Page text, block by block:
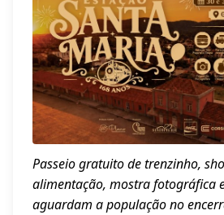
Passeio gratuito de trenzinho,
alimentação, mostra fotográfica
aguardam a população no